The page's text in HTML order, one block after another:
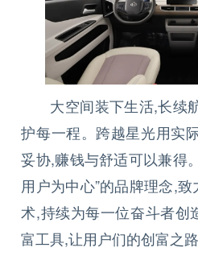
大空间装下生活,长续
护每一程。跨越星光用实
妥协,赚钱与舒适可以兼得
用户为中心”的品牌理念,
术,持续为每一位奋斗者创
富工具,让用户们的创富之路